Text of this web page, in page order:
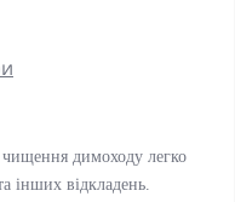
чищення димоходу легко
інших відкладень.